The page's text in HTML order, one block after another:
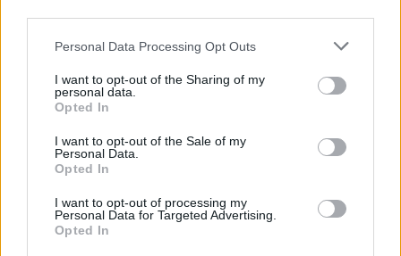
Personal Data Processing Opt Outs
I want to opt-out of the Sharing of my
personal data.
Opted In
I want to opt-out of the Sale of my
Personal Data.
Opted In
I want to opt-out of processing my
Personal Data for Targeted Advertising.
Opted In
f92,f60 a pozwolenie na broń
Miałem w wieku około 15 lat f92 i f60,zakonczyłem
leczenie i tu moje pytanie; Czy mogę się starać o
pozwolenie na broń
Reklama: